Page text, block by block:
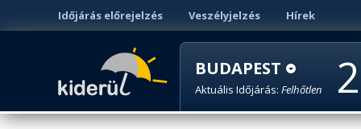
Időjárás előrejelzés Veszélyjelzés Hírek
BUDAPEST
Aktuális Időjárás: Felhőtlen